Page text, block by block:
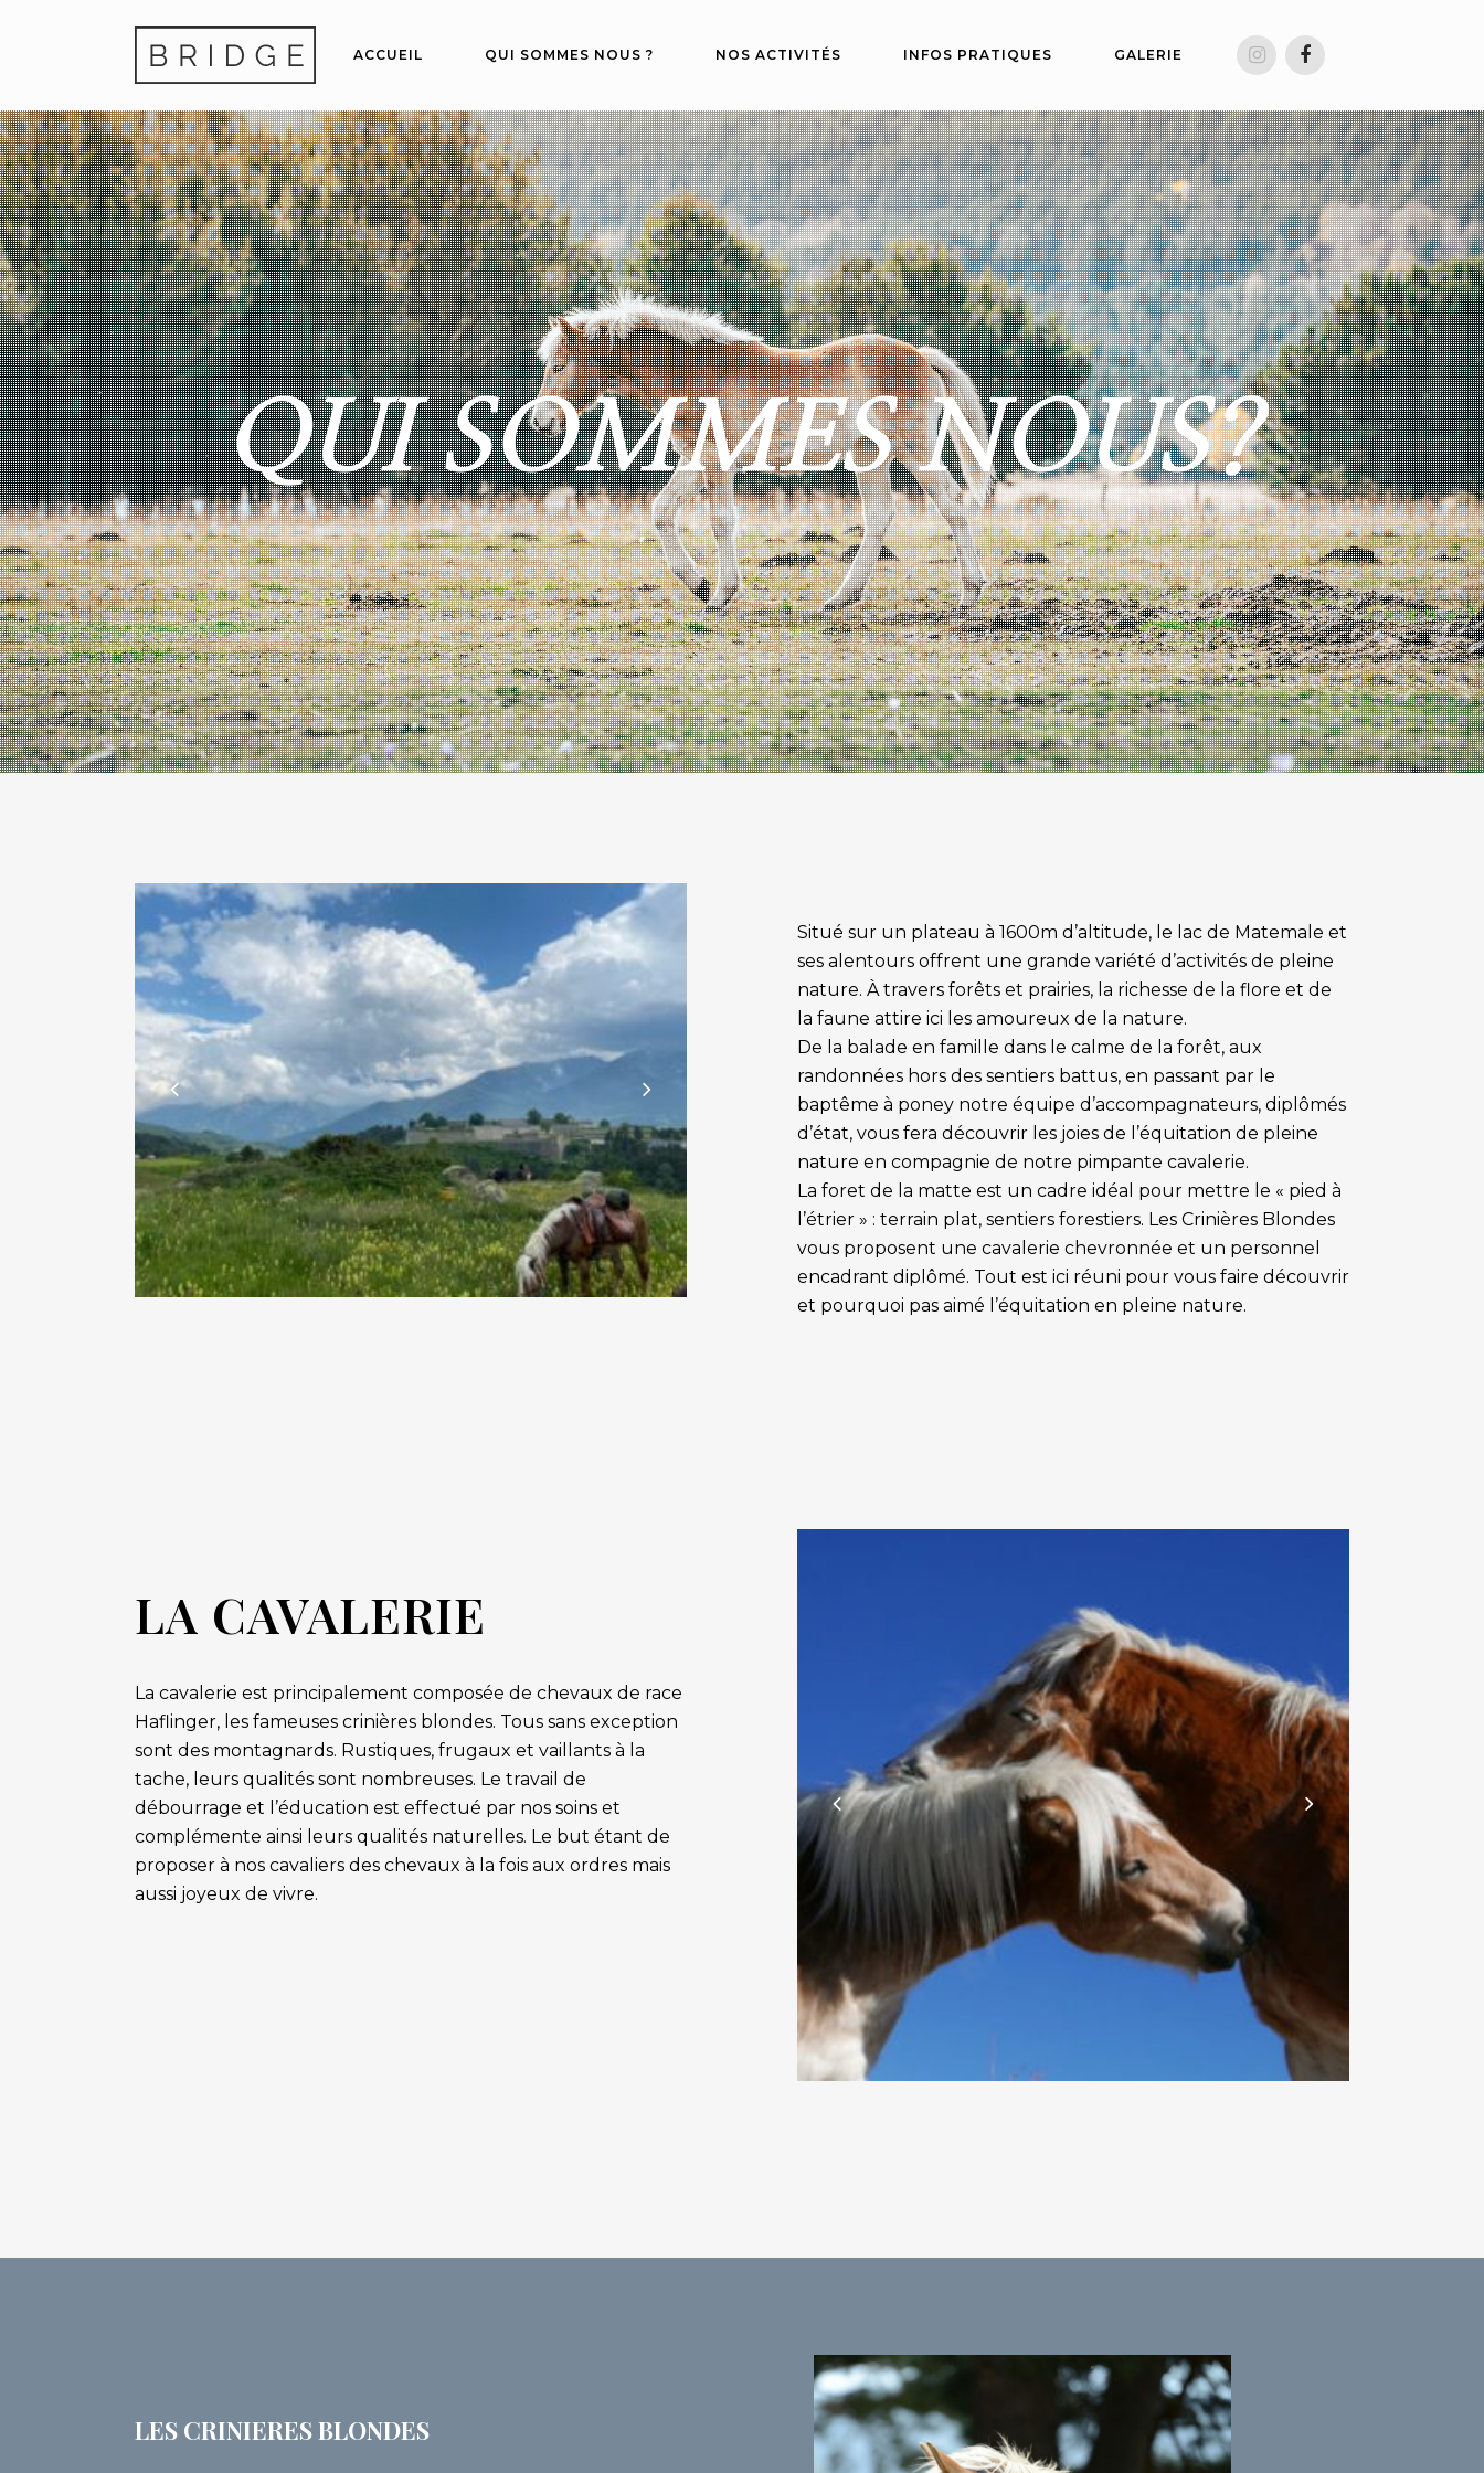
ACCUEIL QUI SOMMES NOUS ? NOS ACTIVITÉS INFOS PRATIQUES GALERIE
QUI SOMMES NOUS?
Situé sur un plateau à 1600m d’altitude, le lac de Matemale et
ses alentours offrent une grande variété d’activités de pleine
nature. À travers forêts et prairies, la richesse de la flore et de
la faune attire ici les amoureux de la nature.
De la balade en famille dans le calme de la forêt, aux
randonnées hors des sentiers battus, en passant par le
baptême à poney notre équipe d’accompagnateurs, diplômés
d’état, vous fera découvrir les joies de l’équitation de pleine
nature en compagnie de notre pimpante cavalerie.
La foret de la matte est un cadre idéal pour mettre le « pied à
l’étrier » : terrain plat, sentiers forestiers. Les Crinières Blondes
vous proposent une cavalerie chevronnée et un personnel
encadrant diplômé. Tout est ici réuni pour vous faire découvrir
et pourquoi pas aimé l’équitation en pleine nature.
LA CAVALERIE
La cavalerie est principalement composée de chevaux de race
Haflinger, les fameuses crinières blondes. Tous sans exception
sont des montagnards. Rustiques, frugaux et vaillants à la
tache, leurs qualités sont nombreuses. Le travail de
débourrage et l’éducation est effectué par nos soins et
complémente ainsi leurs qualités naturelles. Le but étant de
proposer à nos cavaliers des chevaux à la fois aux ordres mais
aussi joyeux de vivre.
LES CRINIERES BLONDES